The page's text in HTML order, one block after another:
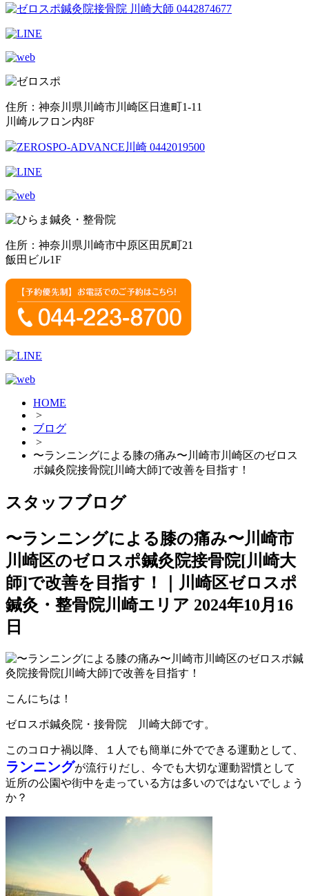
住所：神奈川県川崎市川崎区日進町1-11
川崎ルフロン内8F
住所：神奈川県川崎市中原区田尻町21
飯田ビル1F
HOME
>
ブログ
>
〜ランニングによる膝の痛み〜川崎市川崎区のゼロス
ポ鍼灸院接骨院[川崎大師]で改善を目指す！
スタッフブログ
〜ランニングによる膝の痛み〜川崎市
川崎区のゼロスポ鍼灸院接骨院[川崎大
師]で改善を目指す！｜川崎区ゼロスポ
鍼灸・整骨院川崎エリア 2024年10月16
日
こんにちは！
ゼロスポ鍼灸院・接骨院 川崎大師です。
このコロナ禍以降、１人でも簡単に外でできる運動として、
ランニングが流行りだし、今でも大切な運動習慣として
近所の公園や街中を走っている方は多いのではないでしょう
か？